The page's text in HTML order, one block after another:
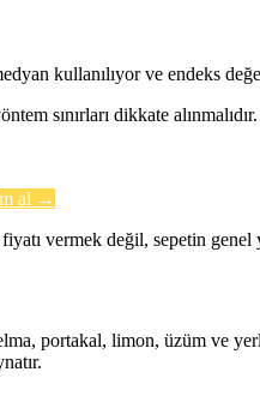
kullanılıyor ve endeks
sınırları dikkate alınmalıdır.
al →
vermek değil, sepetin genel
portakal, limon, üzüm ve